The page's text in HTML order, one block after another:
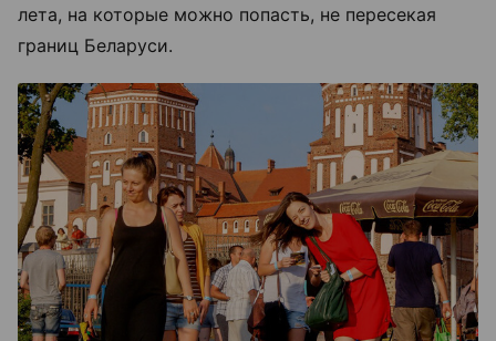
лета, на которые можно попасть, не пересекая
границ Беларуси.